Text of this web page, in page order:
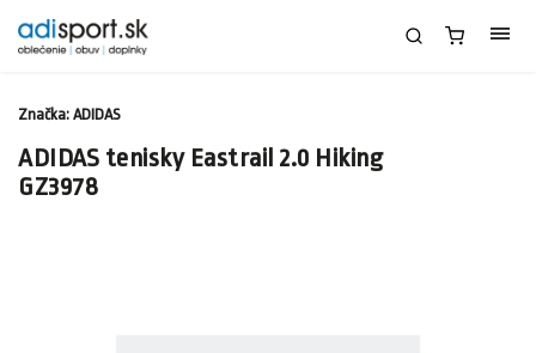
ADIDAS tenisky Eastrail 2.0 Hiking
GZ3978
Značka: ADIDAS